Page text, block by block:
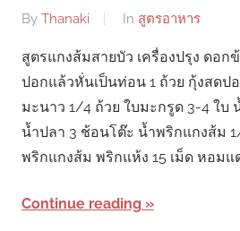
By Thanaki In สูตรอาหาร
สูตรแกงส้มสายบัว เครื่องปรุง ดอก
ปอกแล้วหั่นเป็นท่อน 1 ถ้วย กุ้งสดป
มะนาว 1/4 ถ้วย ใบมะกรูด 3-4 ใบ
น้ำปลา 3 ช้อนโต๊ะ น้ำพริกแกงส้ม
พริกแกงส้ม พริกแห้ง 15 เม็ด หอมแ
Continue reading